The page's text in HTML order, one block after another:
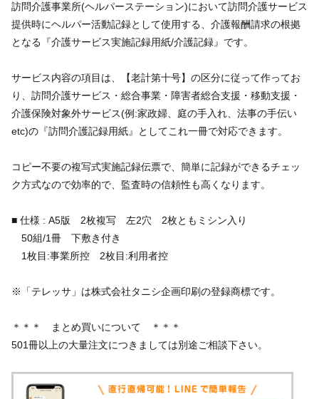
訪問介護事業所(ヘルパーステーション)において訪問介護サービス
提供時にヘルパー活動記録として使用する、介護報酬請求の根拠
となる『介護サービス実施記録用紙/介護記録』です。
サービス内容の項目は、【老計第十号】の区分に従って作ってお
り、訪問介護サービス・総合事業・障害者総合支援・移動支援・
介護保険対象外サービス(例:家政婦、庭の手入れ、法事の手伝い
etc)の『訪問介護記録用紙』としてこれ一冊で対応できます。
コピー不要の複写式実施記録伝票で、簡単に記録ができるチェッ
ク方式なので効率的で、監査時の信頼性も高くなります。
■ 仕様 : A5版 2枚複写 左2穴 2枚ともミシン入り
50組/1冊 下敷き付き
1枚目:事業所控 2枚目:利用者控
※「テレッサ」は株式会社タニシ企画印刷の登録商標です。
＊＊＊ まとめ買いについて ＊＊＊
501冊以上の大量注文につきましては別途ご相談下さい。